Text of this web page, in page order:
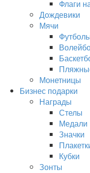
Флаги
Дождевики
Мячи
Монетницы
Бизнес подарки
Награды
Стелы
Медали
Значки
Кубки
Зонты